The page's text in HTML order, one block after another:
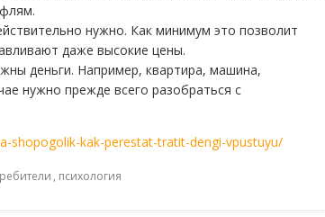
нужно. Как минимум это позволит
даже высокие цены.
деньги. Например, квартира, машина,
нужно прежде всего разобраться с
shopogolik-kak-perestat-tratit-dengi-vpustuyu/
, психология